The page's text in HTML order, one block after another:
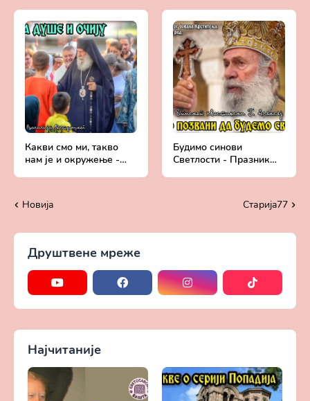
Какви смо ми, такво
нам је и окружење -
Будимо синови
Светлости - Празник
Епископ Алексеј
Новија Старијa77
Друштвене мреже
Најчитаније